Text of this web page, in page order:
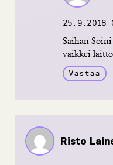
25.9.2018
Saihan
vaikkei
Vastaa
Risto